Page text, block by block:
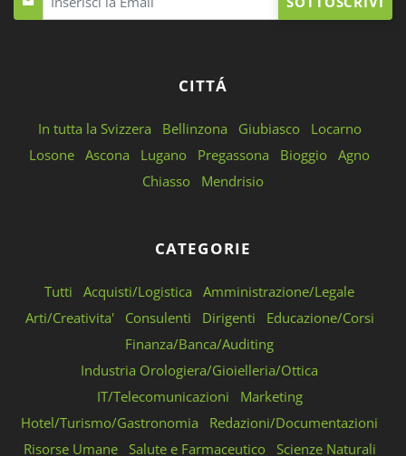
CITTÁ
In tutta la Svizzera Bellinzona Giubiasco
Locarno
Losone Ascona Lugano Pregassona Bioggio Agno
Chiasso
Mendrisio
CATEGORIE
Tutti Acquisti/Logistica
Amministrazione/Legale
Arti/Creativita'
Consulenti Dirigenti
Educazione/Corsi
Finanza/Banca/Auditing
Industria Orologiera/Gioielleria/Ottica
IT/Telecomunicazioni
Marketing
Hotel/Turismo/Gastronomia
Redazioni/Documentazioni
Risorse Umane
Salute e Farmaceutico Scienze Naturali